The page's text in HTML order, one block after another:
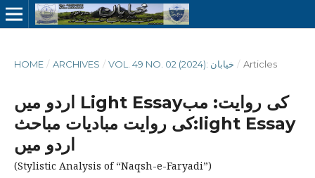
HOME / ARCHIVES / VOL. 49 NO. 02 (2024): خیابان / Articles
اردو میں Light Essayکی روایت: مب
:کی روایت مبادیات مباحثlight Essay
اردو میں
(Stylistic Analysis of “Naqsh-e-Faryadi”)